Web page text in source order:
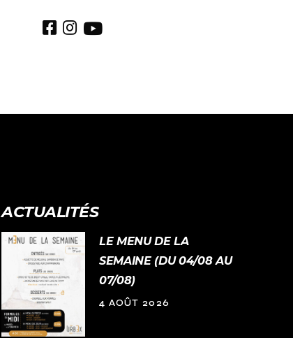
ACTUALITÉS
LE MENU DE LA
SEMAINE (DU 04/08 AU
07/08)
4 AOÛT 2026